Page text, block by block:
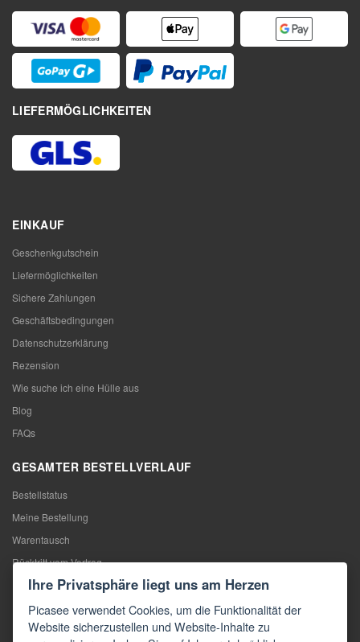
LIEFERMÖGLICHKEITEN
EINKAUF
Geschenkgutschein
Liefermöglichkeiten
Sichere Zahlungen
Geschäftsbedingungen
Datenschutzerklärung
Rezension
Wie suche ich eine Hülle aus
Blog
FAQs
GESAMTER BESTELLVERLAUF
Bestellstatus
Meine Bestellung
Warentausch
Rücktritt vom Vertrag
Reklamation
KONTAKTE
Ihre Privatsphäre liegt uns am Herzen
Picasee verwendet Cookies, um die Funktionalität der
Website sicherzustellen und Website-Inhalte zu